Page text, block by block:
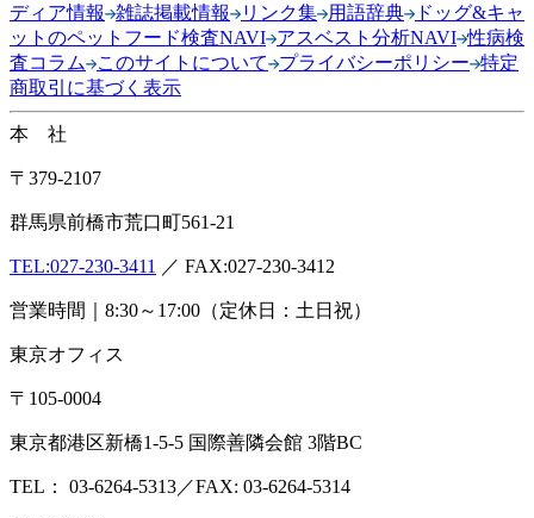
ディア情報
雑誌掲載情報 リンク集 用語辞典
ドッグ&キャ
ットのペットフード検査NAVI アスベスト分析NAVI 性病検
査コラム
このサイトについて プライバシーポリシー 特定
商取引に基づく表示
本 社
〒379-2107
群馬県前橋市荒口町561-21
TEL:027-230-3411 ／ FAX:027-230-3412
営業時間｜8:30～17:00（定休日：土日祝）
東京オフィス
〒105-0004
東京都港区新橋1-5-5 国際善隣会館 3階BC
TEL： 03-6264-5313／FAX: 03-6264-5314